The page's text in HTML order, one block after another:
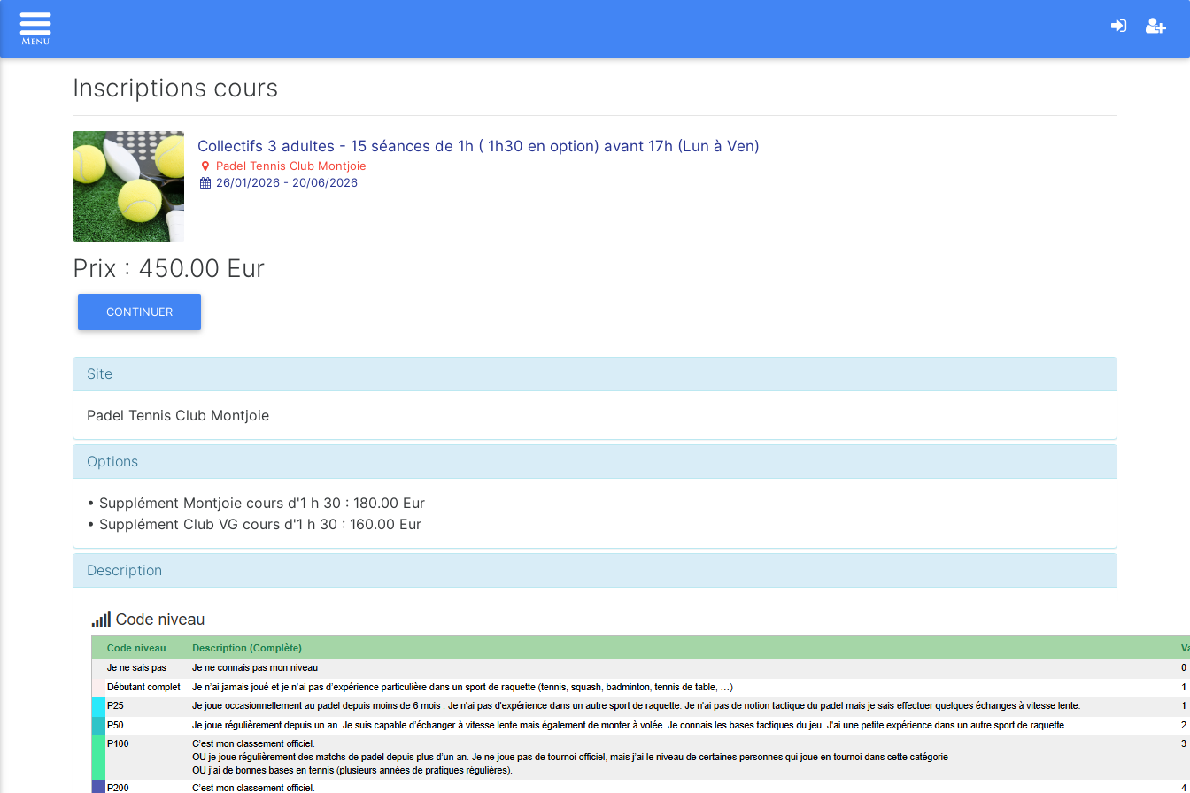
Inscriptions cours
Collectifs 3 adultes - 15 séances de 1h ( 1h30 en option) avant 17h (Lun à Ven)
Padel Tennis Club Montjoie
26/01/2026 - 20/06/2026
Prix : 450.00 Eur
CONTINUER
Site
Padel Tennis Club Montjoie
Options
• Supplément Montjoie cours d'1 h 30 : 180.00 Eur
• Supplément Club VG cours d'1 h 30 : 160.00 Eur
Description